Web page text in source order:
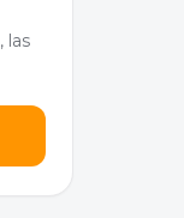
las